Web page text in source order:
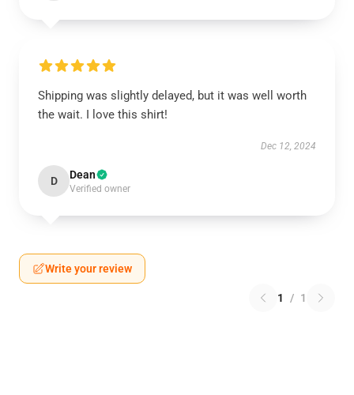
Shipping was slightly delayed, but it was well worth
the wait. I love this shirt!
Dec 12, 2024
D Dean
Verified owner
Write your review
1 / 1